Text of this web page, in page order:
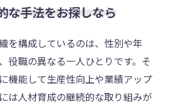
な手法をお探しなら
を構成しているのは、性別や年
役職の異なる一人ひとりです。そ
機能して生産性向上や業績アップ
は人材育成の継続的な取り組みが